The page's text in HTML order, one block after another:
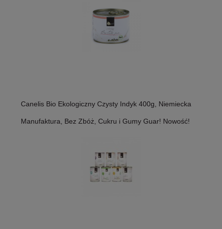
Canelis Bio Ekologiczny Czysty Indyk 400g, Niemiecka
Manufaktura, Bez Zbóż, Cukru i Gumy Guar! Nowość!